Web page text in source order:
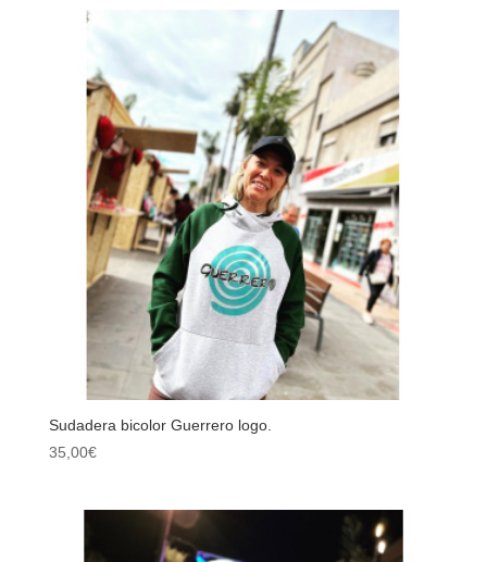
Sudadera bicolor Guerrero logo.
35,00€